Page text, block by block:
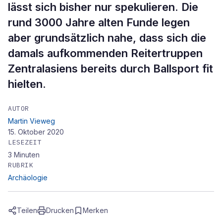
lässt sich bisher nur spekulieren. Die
rund 3000 Jahre alten Funde legen
aber grundsätzlich nahe, dass sich die
damals aufkommenden Reitertruppen
Zentralasiens bereits durch Ballsport fit
hielten.
AUTOR
Martin Vieweg
15. Oktober 2020
LESEZEIT
3 Minuten
RUBRIK
Archäologie
Teilen Drucken Merken